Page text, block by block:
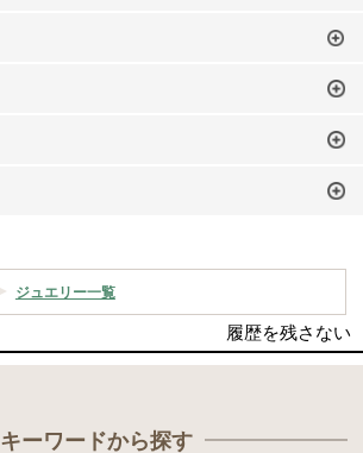
ジュエリー一覧
履歴を残さない
キーワードから探す